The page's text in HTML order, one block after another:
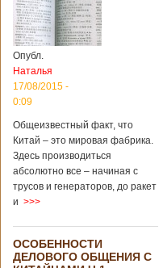
Опубл.
Наталья
17/08/2015 -
0:09
Общеизвестный факт, что
Китай – это мировая фабрика.
Здесь производиться
абсолютно все – начиная с
трусов и генераторов, до ракет
и >>>
ОСОБЕННОСТИ
ДЕЛОВОГО ОБЩЕНИЯ С